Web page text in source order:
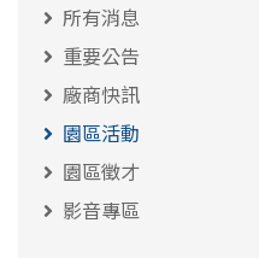
所有消息
重要公告
廠商快訊
園區活動
園區徵才
影音專區